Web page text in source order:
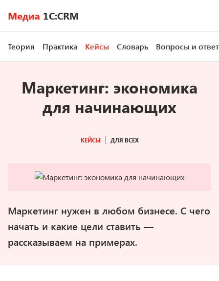
Медиа 1C:CRM
Теория Практика Кейсы Словарь Вопросы и
Маркетинг: экономика
для начинающих
КЕЙСЫ ДЛЯ ВСЕХ
Маркетинг нужен в любом бизнесе. С чего
начать и какие цели ставить —
рассказываем на примерах.